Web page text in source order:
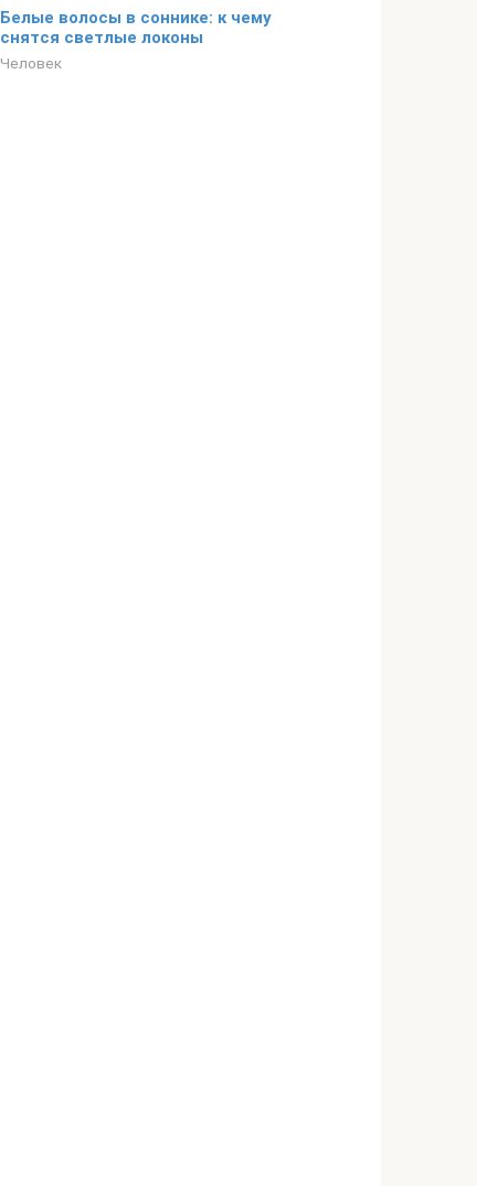
Белые волосы в соннике: к чему
снятся светлые локоны
Человек